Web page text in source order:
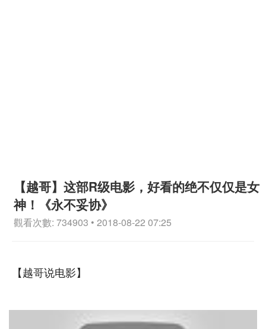
【越哥】这部R级电影，好看的绝不仅仅是女
神！《永不妥协》
觀看次數: 734903 • 2018-08-22 07:25
【越哥说电影】